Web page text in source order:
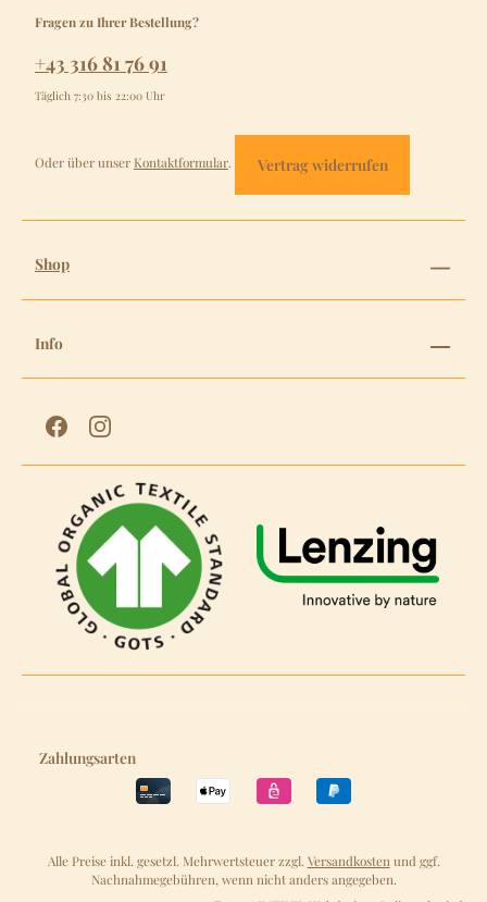
Fragen zu Ihrer Bestellung?
+43 316 81 76 91
Täglich 7:30 bis 22:00 Uhr
Oder über unser Kontaktformular. Vertrag widerrufen
Shop
Info
Zahlungsarten
Alle Preise inkl. gesetzl. Mehrwertsteuer zzgl. Versandkosten und ggf.
Nachnahmegebühren, wenn nicht anders angegeben.